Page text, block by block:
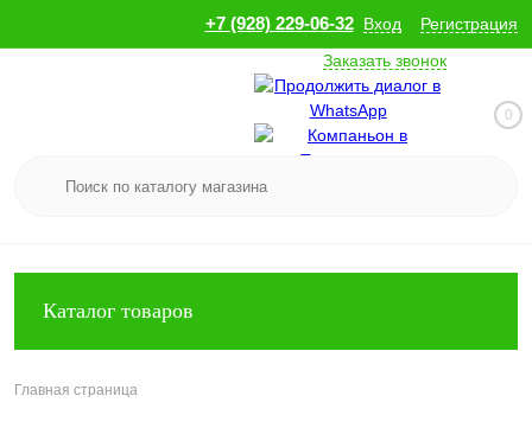
+7 (928) 229-06-32 Вход
Регистрация
Заказать звонок
0
Каталог товаров
Главная страница